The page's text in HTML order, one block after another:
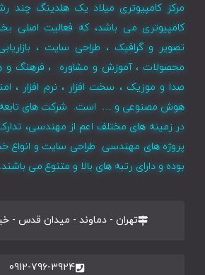
مرکز کامپیوتری میلاد یک هلدینگ چند
کامپیوتری می باشد، که فعالیت اصلی
تصویر و گرافیک ، طراحی سایت ،
محصولات ، آموزش و مشاوره ، فرهنگ و
صدا و موزیک ، سخت افزار ، نرم افزار ،
هوش مصنوعی و … است. شرکت های تابعه
در زمینه های مختلف اعم از مهندسی،
پروژه های مهندسی طراحی سایت و انواع
بوده و دارای رتبه های بالا و متنوع می باشند.
تهران - دماوند - میدان قدس -
0912-796-3924